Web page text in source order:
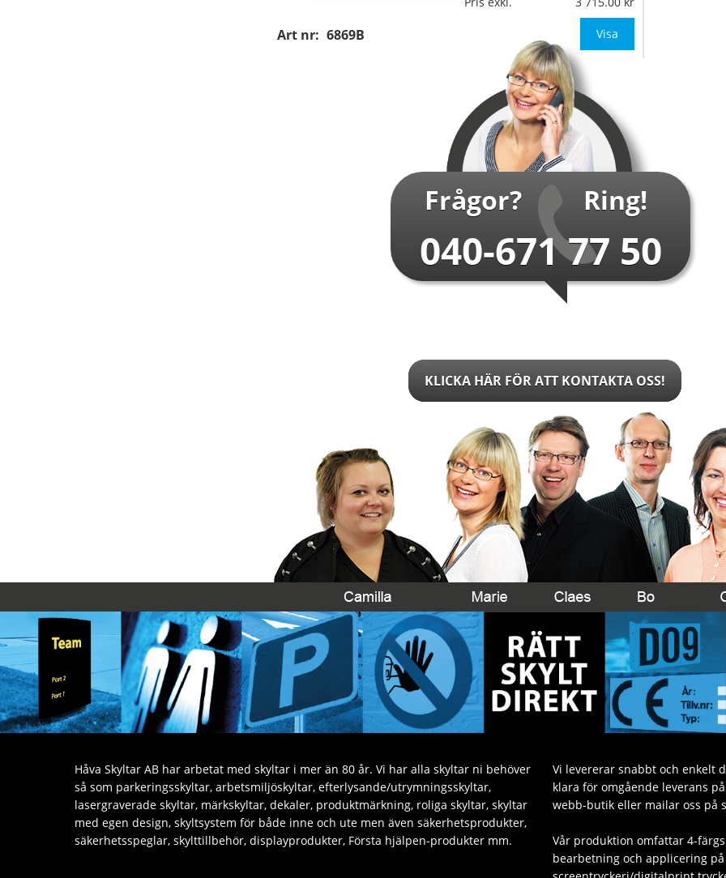
Art nr: 6869B
1000x800mm (eller
annat mått upp till 0,80m²)
Be om offert vid a
…
Visa
Frågor? Ring!
040-671 77 50
KLICKA HÄR FÖR ATT KONTAKTA OSS!
Håva Skyltar AB har arbetat med skyltar i mer än 80 år. Vi har alla skyltar ni behöver
så som parkeringsskyltar, arbetsmiljöskyltar, efterlysande/utrymningsskyltar,
lasergraverade skyltar, märkskyltar, dekaler, produktmärkning, roliga skyltar, skyltar
med egen design, skyltsystem för både inne och ute men även säkerhetsprodukter,
säkerhetsspeglar, skylttillbehör, displayprodukter, Första hjälpen-produkter mm.
Vi levererar snabbt och enkelt
klara för omgående leverans
webb-butik eller mailar oss på
Vår produktion omfattar 4-
bearbetning och applicering